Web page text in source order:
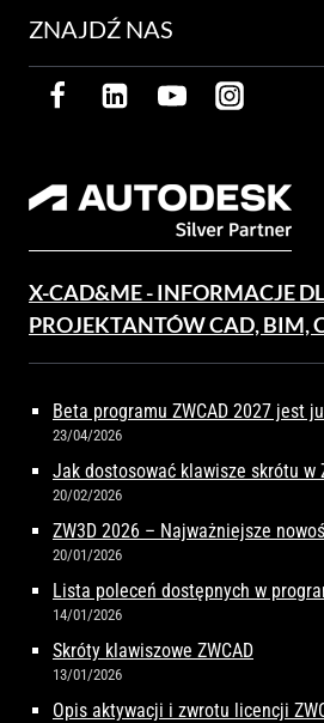
ZNAJDŹ NAS
X-CAD&ME - INFORMACJE
PROJEKTANTÓW CAD, BIM,
Beta programu ZWCAD 2027 jest
23/04/2026
Jak dostosować klawisze skrótu w
20/02/2026
ZW3D 2026 – Najważniejsze
20/01/2026
Lista poleceń dostępnych w
14/01/2026
Skróty klawiszowe ZWCAD
13/01/2026
Opis aktywacji i zwrotu licencji